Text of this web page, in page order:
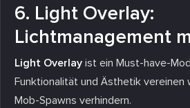
6. Light Overlay:
Lichtmanagement
Light Overlay ist ein Must-have-
Funktionalität und Ästhetik vereinen
Mob-Spawns verhindern.